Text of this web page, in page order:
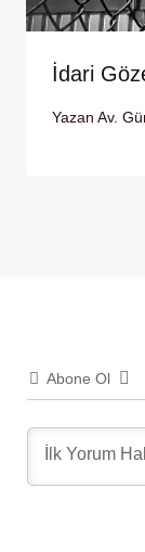
İdari
Yazan Av.
Abone Ol